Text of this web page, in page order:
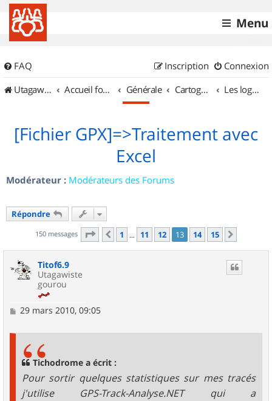
Menu
FAQ Connexion
Inscription
UtagawaVTT (Randos VTT et VTTAE avec traces GPS)
Accueil forum Générale Cartographie et GPS Les logiciels
[Fichier GPX]=>Traitement avec
Excel
Modérateur : Modérateurs des Forums
Répondre
150 messages Page 13 sur15
Précédent
1 … 11 12 13 14 15
Titof6.9
Utagawiste
gourou
M
29 mars 2010, 09:05
Tichodrome a écrit :
Pour sortir quelques statistiques sur mes tracés
j'utilise GPS-Track-Analyse.NET qui a